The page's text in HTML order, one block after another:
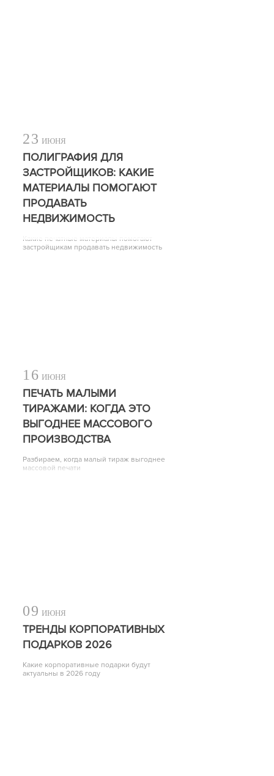
23 ИЮНЯ
ПОЛИГРАФИЯ ДЛЯ
ЗАСТРОЙЩИКОВ: КАКИЕ
МАТЕРИАЛЫ ПОМОГАЮТ
ПРОДАВАТЬ
НЕДВИЖИМОСТЬ
Какие печатные материалы помогают
застройщикам продавать недвижимость
16 ИЮНЯ
ПЕЧАТЬ МАЛЫМИ
ТИРАЖАМИ: КОГДА ЭТО
ВЫГОДНЕЕ МАССОВОГО
ПРОИЗВОДСТВА
Разбираем, когда малый тираж выгоднее
массовой печати
09 ИЮНЯ
ТРЕНДЫ КОРПОРАТИВНЫХ
ПОДАРКОВ 2026
Какие корпоративные подарки будут
актуальны в 2026 году